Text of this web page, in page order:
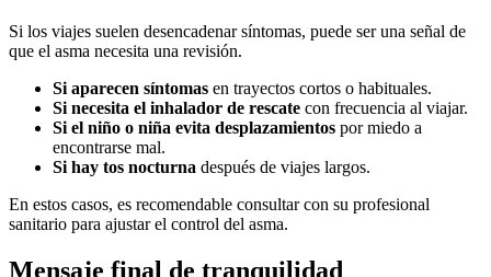
Si los viajes suelen desencadenar síntomas, puede ser una señal de
que el asma necesita una revisión.
Si aparecen síntomas en trayectos cortos o habituales.
Si necesita el inhalador de rescate con frecuencia al viajar.
Si el niño o niña evita desplazamientos por miedo a
encontrarse mal.
Si hay tos nocturna después de viajes largos.
En estos casos, es recomendable consultar con su profesional
sanitario para ajustar el control del asma.
Mensaje final de tranquilidad